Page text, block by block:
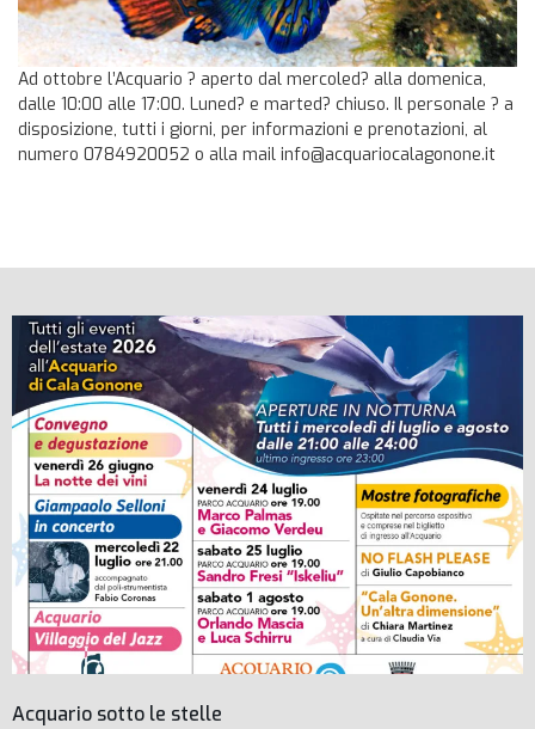
Ad ottobre l’Acquario ? aperto dal mercoled? alla domenica,
dalle 10:00 alle 17:00. Luned? e marted? chiuso. Il personale ? a
disposizione, tutti i giorni, per informazioni e prenotazioni, al
numero 0784920052 o alla mail info@acquariocalagonone.it
Acquario sotto le stelle